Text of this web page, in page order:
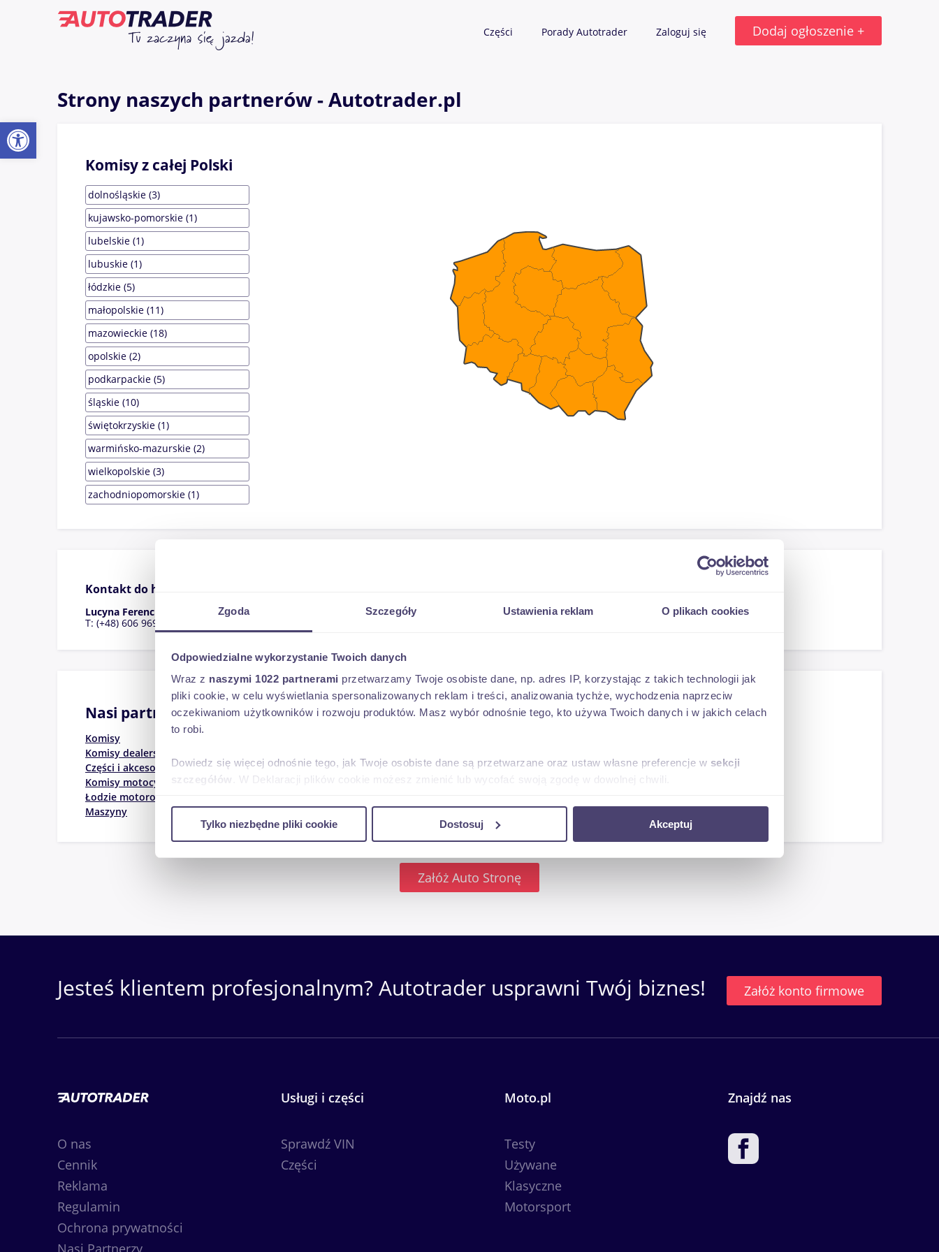
Zgoda Szczegóły Ustawienia reklam O plikach cookies
Odpowiedzialne wykorzystanie Twoich danych
Wraz z naszymi 1022 partnerami przetwarzamy Twoje osobiste dane, np. adres IP, korzystając z takich technologii jak
pliki cookie, w celu wyświetlania spersonalizowanych reklam i treści, analizowania tychże, wychodzenia naprzeciw
oczekiwaniom użytkowników i rozwoju produktów. Masz wybór odnośnie tego, kto używa Twoich danych i w jakich celach
to robi.
Dowiedz się więcej odnośnie tego, jak Twoje osobiste dane są przetwarzane oraz ustaw własne preferencje w sekcji
szczegółów . W Deklaracji plików cookie możesz zmienić lub wycofać swoją zgodę w dowolnej chwili.
ruch w naszej witrynie. Informacje o tym, jak korzystasz z naszej witryny, udostępniamy partnerom społecznościowym,
Tylko niezbędne pliki cookie Dostosuj Akceptuj
Części Porady Autotrader Zaloguj się Dodaj ogłoszenie +
Strony naszych partnerów - Autotrader.pl
Komisyz całej Polski
dolnośląskie (3)
kujawsko-pomorskie (1)
lubelskie (1)
lubuskie (1)
łódzkie (5)
małopolskie (11)
mazowieckie (18)
opolskie (2)
podkarpackie (5)
śląskie (10)
świętokrzyskie (1)
warmińsko-mazurskie (2)
wielkopolskie (3)
zachodniopomorskie (1)
Kontakt do handlowca
Lucyna Ferenc
T: (+48) 606 969 243 M:
Nasi partnerzy na skróty
Komisy
Komisy dealerskie
Części i akcesoria
Komisy motocyklowe
Łodzie motorowe
Maszyny
Załóż Auto Stronę
Jesteś klientem profesjonalnym? Autotrader usprawni Twój biznes! Załóż konto firmowe
O nas
Cennik
Reklama
Regulamin
Ochrona prywatności
Nasi Partnerzy
Usługi i części
Sprawdź VIN
Części
Moto.pl
Testy
Używane
Klasyczne
Motorsport
Znajdź nas
Otwórz pasek narzędzi